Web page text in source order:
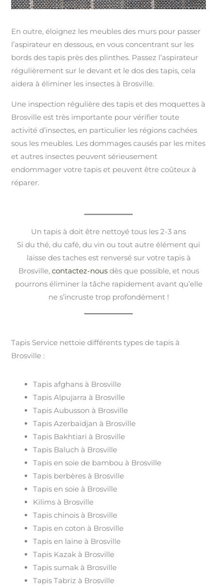
En outre, éloignez les meubles des murs pour passer
l’aspirateur en dessous, en vous concentrant sur les
bords des tapis près des plinthes. Passez l’aspirateur
régulièrement sur le devant et le dos des tapis, cela
aidera à éliminer les insectes à Brosville.
Une inspection régulière des tapis et des moquettes à
Brosville est très importante pour vérifier toute
activité d’insectes, en particulier les régions cachées
sous les meubles. Les dommages causés par les mites
et autres insectes peuvent sérieusement
endommager votre tapis et peuvent être coûteux à
réparer.
Un tapis à doit être nettoyé tous les 2-3 ans
Si du thé, du café, du vin ou tout autre élément qui
laisse des taches est renversé sur votre tapis à
Brosville, contactez-nousdès que possible, et nous
pourrons éliminer la tâche rapidement avant qu’elle
ne s’incruste trop profondément !
Tapis Service nettoie différents types de tapis à
Brosville :
Tapis afghans à Brosville
Tapis Alpujarra à Brosville
Tapis Aubusson à Brosville
Tapis Azerbaïdjan à Brosville
Tapis Bakhtiari à Brosville
Tapis Baluch à Brosville
Tapis en soie de bambou à Brosville
Tapis berbères à Brosville
Tapis en soie à Brosville
Kilims à Brosville
Tapis chinois à Brosville
Tapis en coton à Brosville
Tapis en laine à Brosville
Tapis Kazak à Brosville
Tapis sumak à Brosville
Tapis Tabriz à Brosville